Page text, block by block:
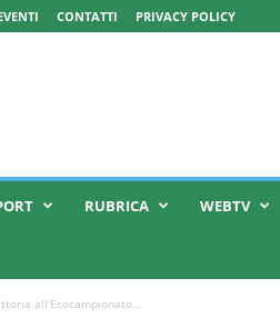
CONTATTI PRIVACY POLICY
RUBRICA WEBTV
all’Ecocampionato...